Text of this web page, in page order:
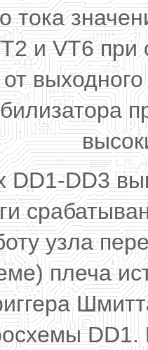
тока
и VT6 при
DD1-DD3
узла
плеча
DD1.